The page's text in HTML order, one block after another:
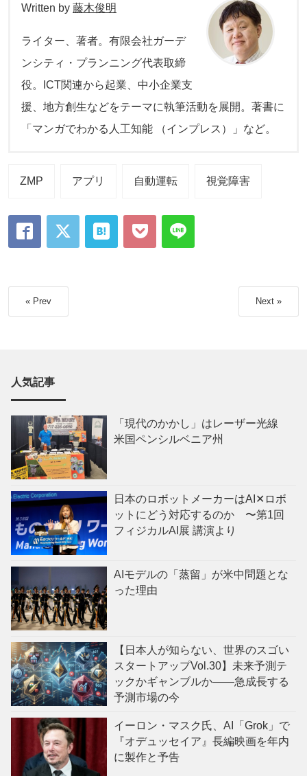
Written by 藤木俊明
ライター、著者。有限会社ガーデ
ンシティ・プランニング代表取締
役。ICT関連から起業、中小企業支
援、地方創生などをテーマに執筆活動を展開。著書に
「マンガでわかる人工知能 （インプレス）」など。
ZMP アプリ 自動運転 視覚障害
« Prev Next »
人気記事
「現代のかかし」はレーザー光線
米国ペンシルベニア州
日本のロボットメーカーはAI✕ロボ
ットにどう対応するのか 〜第1回
フィジカルAI展 講演より
AIモデルの「蒸留」が米中問題とな
った理由
【日本人が知らない、世界のスゴい
スタートアップVol.30】未来予測テ
ックかギャンブルか——急成長する
予測市場の今
イーロン・マスク氏、AI「Grok」で
『オデュッセイア』長編映画を年内
に製作と予告